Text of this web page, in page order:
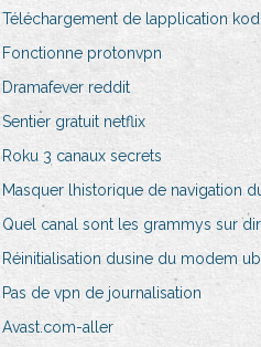
Téléchargement de lapplication
Fonctionne protonvpn
Dramafever reddit
Sentier gratuit netflix
Roku 3 canaux secrets
Masquer lhistorique de navigation
Quel canal sont les grammys sur
Réinitialisation dusine du modem
Pas de vpn de journalisation
Avast.com-aller